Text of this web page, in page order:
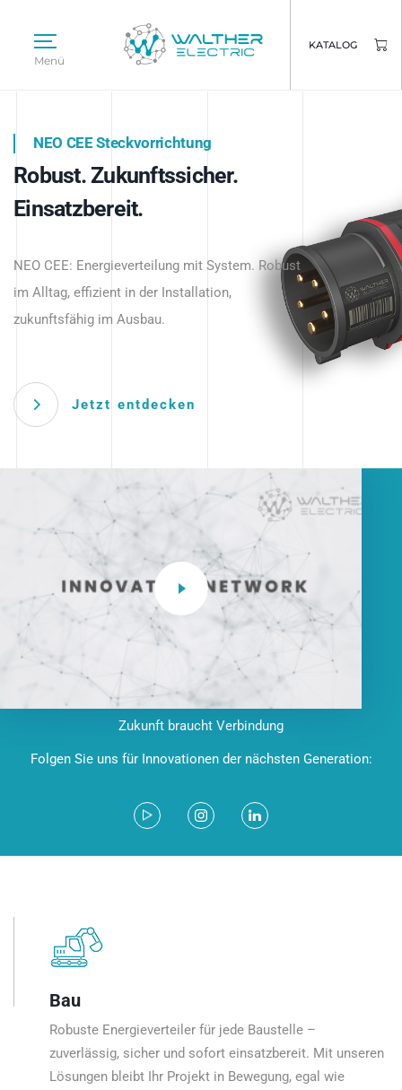
Menü
KATALOG
Intelligente Stromverteilung
beginnt hier.
NEO CEE Steckvorrichtung
Robust. Zukunftssicher.
Einsatzbereit.
NEO CEE: Energieverteilung mit System. Robust
im Alltag, effizient in der Installation,
zukunftsfähig im Ausbau.
Jetzt entdecken
Intelligenz trifft Energie.
Anwendungen – robust, IP-geschützt und
zukunftsfähig.
Zukunft braucht Verbindung
Folgen Sie uns für Innovationen der nächsten Generation:
Bau
Robuste Energieverteiler für jede Baustelle –
zuverlässig, sicher und sofort einsatzbereit. Mit unseren
Lösungen bleibt Ihr Projekt in Bewegung, egal wie